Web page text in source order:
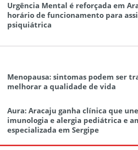
Urgência Mental é reforçada em
horário de funcionamento para
psiquiátrica
Menopausa: sintomas podem ser
melhorar a qualidade de vida
Aura: Aracaju ganha clínica que
imunologia e alergia pediátrica e
especializada em Sergipe